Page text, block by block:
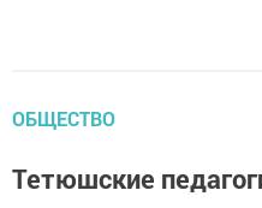
ОБЩЕСТВО
Тетюшские